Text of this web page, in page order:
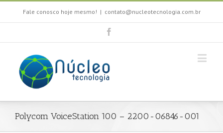
Fale conosco hoje mesmo! | contato@nucleotecnologia.com.br
Polycom VoiceStation 100 – 2200-06846-001